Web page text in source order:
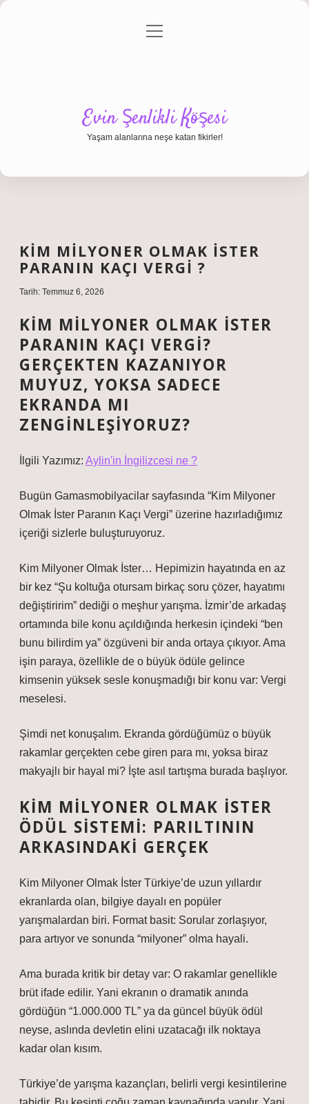
Gizlilik Politikası
menüyü
Evin Şenlikli Köşesi
Yaşam alanlarına neşe katan fikirler!
KIM MILYONER OLMAK İSTER
PARANIN KAÇI VERGI ?
Tarih: Temmuz 6, 2026
KIM MILYONER OLMAK İSTER
PARANIN KAÇI VERGI?
GERÇEKTEN KAZANIYOR
MUYUZ, YOKSA SADECE
EKRANDA MI
ZENGINLEŞIYORUZ?
İlgili Yazımız: Aylin'in İngilizcesi ne ?
Bugün Gamasmobilyacilar sayfasında “Kim Milyoner
Olmak İster Paranın Kaçı Vergi” üzerine hazırladığımız
içeriği sizlerle buluşturuyoruz.
Kim Milyoner Olmak İster… Hepimizin hayatında en az
bir kez “Şu koltuğa otursam birkaç soru çözer, hayatımı
değiştiririm” dediği o meşhur yarışma. İzmir’de arkadaş
ortamında bile konu açıldığında herkesin içindeki “ben
bunu bilirdim ya” özgüveni bir anda ortaya çıkıyor. Ama
işin paraya, özellikle de o büyük ödüle gelince
kimsenin yüksek sesle konuşmadığı bir konu var: Vergi
meselesi.
Şimdi net konuşalım. Ekranda gördüğümüz o büyük
rakamlar gerçekten cebe giren para mı, yoksa biraz
makyajlı bir hayal mi? İşte asıl tartışma burada başlıyor.
KIM MILYONER OLMAK İSTER
ÖDÜL SISTEMI: PARILTININ
ARKASINDAKI GERÇEK
Kim Milyoner Olmak İster Türkiye’de uzun yıllardır
ekranlarda olan, bilgiye dayalı en popüler
yarışmalardan biri. Format basit: Sorular zorlaşıyor,
para artıyor ve sonunda “milyoner” olma hayali.
Ama burada kritik bir detay var: O rakamlar genellikle
brüt ifade edilir. Yani ekranın o dramatik anında
gördüğün “1.000.000 TL” ya da güncel büyük ödül
neyse, aslında devletin elini uzatacağı ilk noktaya
kadar olan kısım.
Türkiye’de yarışma kazançları, belirli vergi kesintilerine